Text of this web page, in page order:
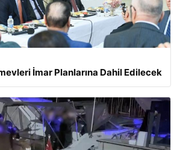
İmar Planlarına Dahil Edilecek